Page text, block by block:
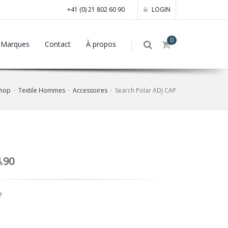
+41 (0) 21 802 60 90 LOGIN
0
Marques Contact À propos
Textile Hommes Accessoires Search Polar ADJ CAP